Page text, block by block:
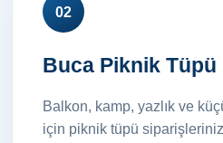
02
Buca Piknik Tüpü
Balkon, kamp, yazlık ve
için piknik tüpü